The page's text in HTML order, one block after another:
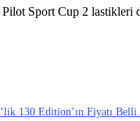
Sport Cup 2 lastikleri
130 Edition’ın Fiyatı Belli